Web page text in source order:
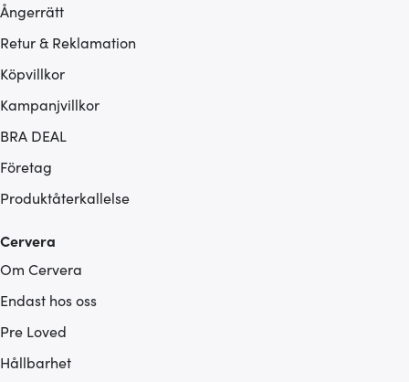
Ångerrätt
Retur & Reklamation
Köpvillkor
Kampanjvillkor
BRA DEAL
Företag
Produktåterkallelse
Cervera
Om Cervera
Endast hos oss
Pre Loved
Hållbarhet